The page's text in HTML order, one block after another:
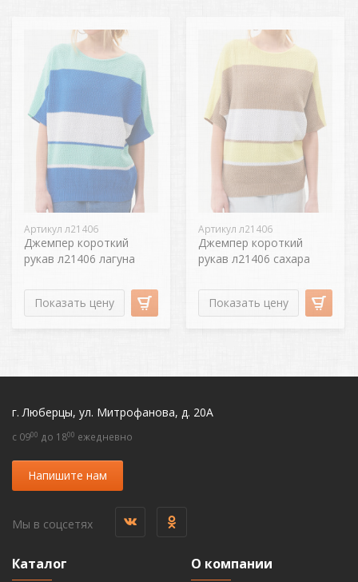
Артикул л21406
Джемпер короткий
рукав л21406 лагуна
Показать цену
Артикул л21406
Джемпер короткий
рукав л21406 сахара
Показать цену
г. Люберцы, ул. Митрофанова, д. 20А
c 0900 до 1800 ежедневно
Напишите нам
Мы в соцсетях
Каталог О компании